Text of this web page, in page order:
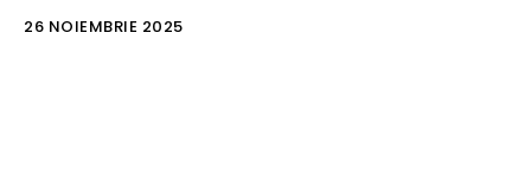
26 NOIEMBRIE 2025